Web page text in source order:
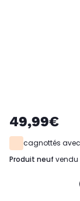
49,99€
cagnottés avec
produit neuf vendu